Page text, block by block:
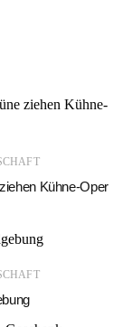
Kühne-Oper